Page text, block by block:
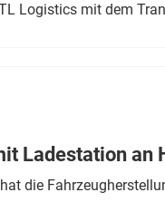
Logistics mit dem
Ladestation an
die